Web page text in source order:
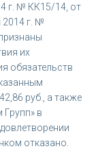
г. № КК15/14, от
2014 г. №
их
обязательств
руб., а также
в
отказано.